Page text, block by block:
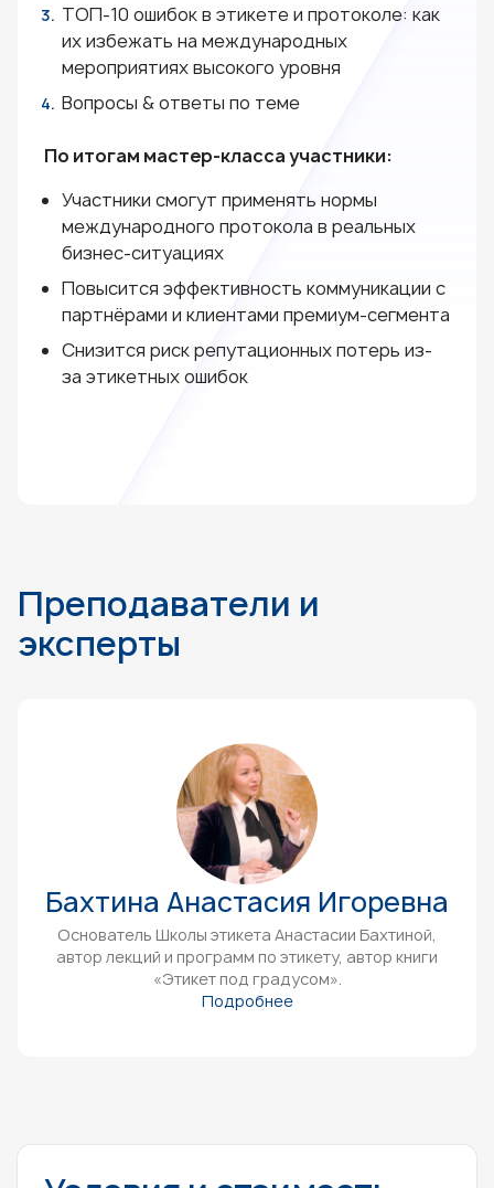
ТОП-10 ошибок в этикете и протоколе: как
их избежать на международных
мероприятиях высокого уровня
Вопросы & ответы по теме
По итогам мастер-класса участники:
Участники смогут применять нормы
международного протокола в реальных
бизнес-ситуациях
Повысится эффективность коммуникации с
партнёрами и клиентами премиум-сегмента
Снизится риск репутационных потерь из-
за этикетных ошибок
Преподаватели и
эксперты
Бахтина Анастасия Игоревна
Основатель Школы этикета Анастасии Бахтиной,
автор лекций и программ по этикету, автор книги
«Этикет под градусом».
Подробнее